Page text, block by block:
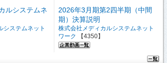
ルシステムネ
システムネット
2026年3月期第2四半期（中間
期）決算説明
株式会社メディカルシステムネット
ワーク
【4350】